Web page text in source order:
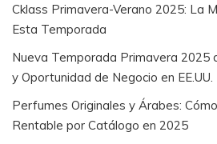
Cklass Primavera-Verano 2025: La
Esta Temporada
Nueva Temporada Primavera 2025
y Oportunidad de Negocio en EE.UU.
Perfumes Originales y Árabes:
Rentable por Catálogo en 2025